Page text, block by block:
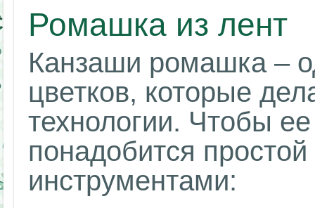
Ромашка из лент
Канзаши ромашка –
цветков, которые
технологии. Чтобы
понадобится
инструментами: